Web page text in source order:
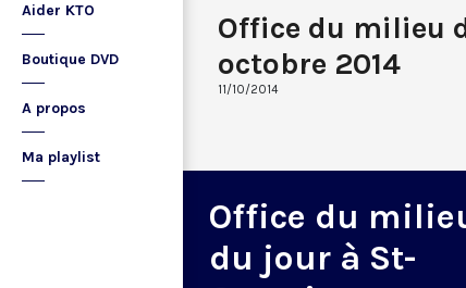
Aider KTO
Boutique DVD
A propos
Ma playlist
Office du milieu
octobre 2014
11/10/2014
Office du
du jour à St-